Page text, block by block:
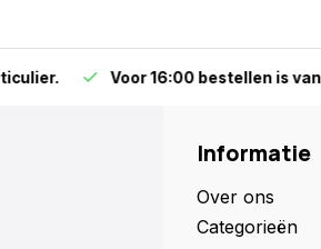
Voor 16:00 bestellen is vandaag
Informatie
Over ons
Categorieën